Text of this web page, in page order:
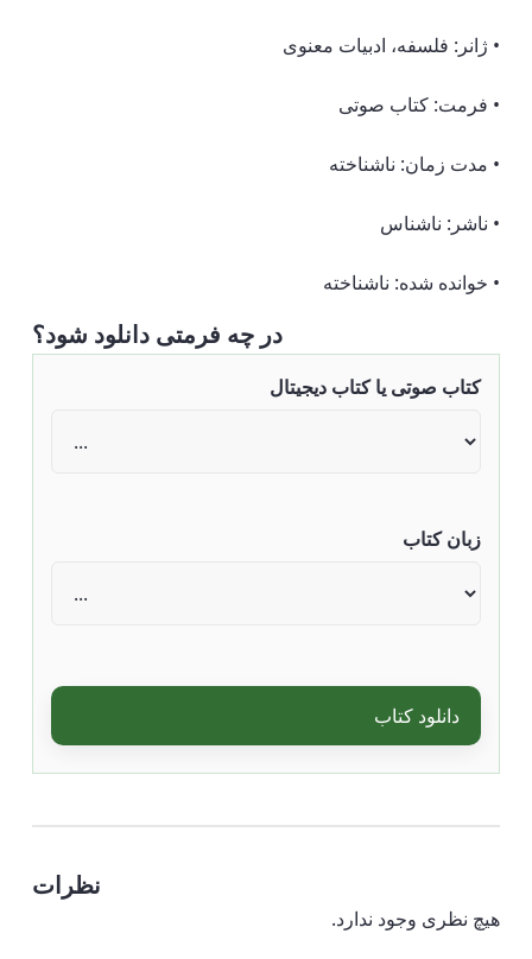
• ژانر: فلسفه، ادبیات معنوی
• فرمت: کتاب صوتی
• مدت زمان: ناشناخته
• ناشر: ناشناس
• خوانده شده: ناشناخته
در چه فرمتی دانلود شود؟
کتاب صوتی یا کتاب دیجیتال
زبان کتاب
دانلود کتاب
نظرات
هیچ نظری وجود ندارد.